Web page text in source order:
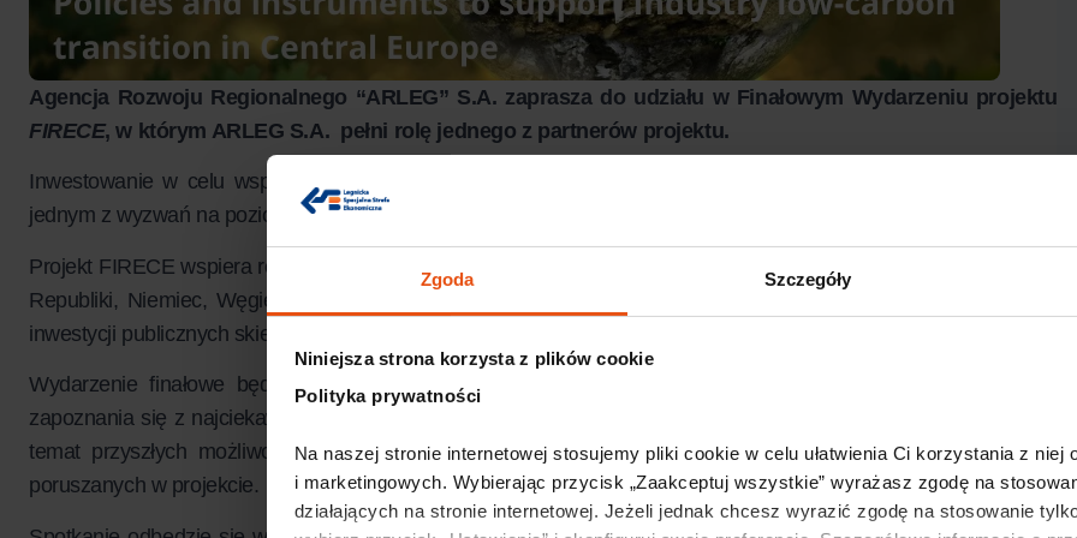
Zgoda Szczegóły
Niniejsza strona korzysta z plików cookie
Polityka prywatności
Na naszej stronie internetowej stosujemy pliki cookie w celu ułatwienia Ci korzystania z
i marketingowych. Wybierając przycisk „Zaakceptuj wszystkie” wyrażasz zgodę na
działających na stronie internetowej. Jeżeli jednak chcesz wyrazić zgodę na stosowanie
Agencja Rozwoju Regionalnego “ARLEG” S.A. zaprasza do udziału w Finałowym Wydarzeniu projektu
FIRECE, w którym ARLEG S.A. pełni rolę jednego z partnerów projektu.
Inwestowanie w celu wsparcia przejścia przemysłu na bardziej ekologiczną i zrównoważoną gospodarkę jest
jednym z wyzwań na poziomie światowym.
Projekt FIRECE wspiera realizację Regionalnych Planów Energetycznych Partnerów z Austrii, Chorwacji, Czech-
Republiki, Niemiec, Węgier, Włoch i Polski, promując Innowacyjne Instrumenty Finansowe oraz optymalizację
inwestycji publicznych skierowanych na przejście przemysłu na gospodarkę niskoemisyjną.
Wydarzenie finałowe będzie okazją do skorzystania z doświadczeń Partnerów podczas realizacji projektu,
zapoznania się z najciekawszymi rezultatami opracowanymi w ramach projektu oraz do uzyskania informacji na
temat przyszłych możliwości, jakie niesie ze sobą Interreg EUROPE 2021-27 w odniesieniu do zagadnień
poruszanych w projekcie.